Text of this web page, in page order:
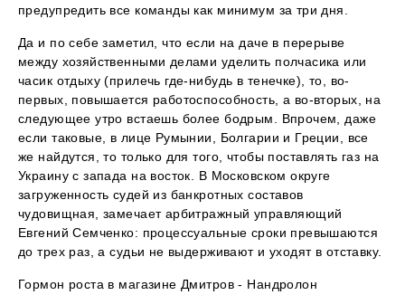
предупредить все команды как минимум за три дня.
Да и по себе заметил, что если на даче в перерыве
между хозяйственными делами уделить полчасика или
часик отдыху (прилечь где-нибудь в тенечке), то, во-
первых, повышается работоспособность, а во-вторых, на
следующее утро встаешь более бодрым. Впрочем, даже
если таковые, в лице Румынии, Болгарии и Греции, все
же найдутся, то только для того, чтобы поставлять газ на
Украину с запада на восток. В Московском округе
загруженность судей из банкротных составов
чудовищная, замечает арбитражный управляющий
Евгений Семченко: процессуальные сроки превышаются
до трех раз, а судьи не выдерживают и уходят в отставку.
Гормон роста в магазине Дмитров - Нандролон